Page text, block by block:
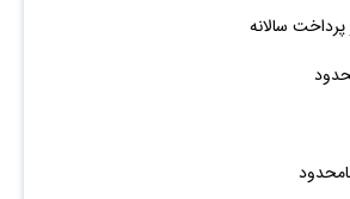
پرداخت سالانه